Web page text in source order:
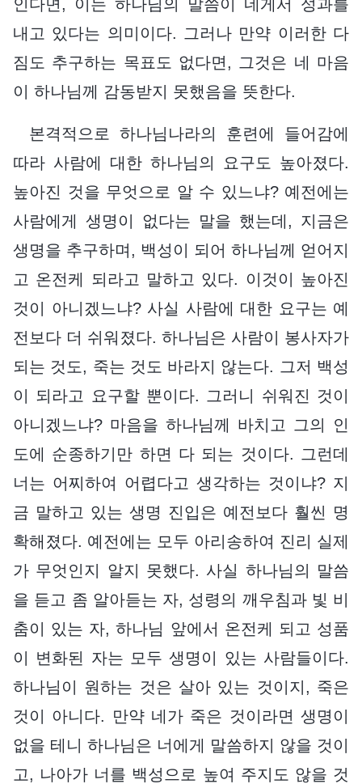
인다면, 이는 하나님의 말씀이 네게서 성과를
내고 있다는 의미이다. 그러나 만약 이러한 다
짐도 추구하는 목표도 없다면, 그것은 네 마음
이 하나님께 감동받지 못했음을 뜻한다.
본격적으로 하나님나라의 훈련에 들어감에
따라 사람에 대한 하나님의 요구도 높아졌다.
높아진 것을 무엇으로 알 수 있느냐? 예전에는
사람에게 생명이 없다는 말을 했는데, 지금은
생명을 추구하며, 백성이 되어 하나님께 얻어지
고 온전케 되라고 말하고 있다. 이것이 높아진
것이 아니겠느냐? 사실 사람에 대한 요구는 예
전보다 더 쉬워졌다. 하나님은 사람이 봉사자가
되는 것도, 죽는 것도 바라지 않는다. 그저 백성
이 되라고 요구할 뿐이다. 그러니 쉬워진 것이
아니겠느냐? 마음을 하나님께 바치고 그의 인
도에 순종하기만 하면 다 되는 것이다. 그런데
너는 어찌하여 어렵다고 생각하는 것이냐? 지
금 말하고 있는 생명 진입은 예전보다 훨씬 명
확해졌다. 예전에는 모두 아리송하여 진리 실제
가 무엇인지 알지 못했다. 사실 하나님의 말씀
을 듣고 좀 알아듣는 자, 성령의 깨우침과 빛 비
춤이 있는 자, 하나님 앞에서 온전케 되고 성품
이 변화된 자는 모두 생명이 있는 사람들이다.
하나님이 원하는 것은 살아 있는 것이지, 죽은
것이 아니다. 만약 네가 죽은 것이라면 생명이
없을 테니 하나님은 너에게 말씀하지 않을 것이
고, 나아가 너를 백성으로 높여 주지도 않을 것